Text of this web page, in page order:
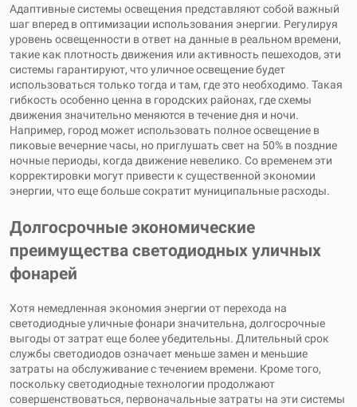
Адаптивные системы освещения представляют собой важный
шаг вперед в оптимизации использования энергии. Регулируя
уровень освещенности в ответ на данные в реальном времени,
такие как плотность движения или активность пешеходов, эти
системы гарантируют, что уличное освещение будет
использоваться только тогда и там, где это необходимо. Такая
гибкость особенно ценна в городских районах, где схемы
движения значительно меняются в течение дня и ночи.
Например, город может использовать полное освещение в
пиковые вечерние часы, но приглушать свет на 50% в поздние
ночные периоды, когда движение невелико. Со временем эти
корректировки могут привести к существенной экономии
энергии, что еще больше сократит муниципальные расходы.
Долгосрочные экономические
преимущества светодиодных уличных
фонарей
Хотя немедленная экономия энергии от перехода на
светодиодные уличные фонари значительна, долгосрочные
выгоды от затрат еще более убедительны. Длительный срок
службы светодиодов означает меньше замен и меньшие
затраты на обслуживание с течением времени. Кроме того,
поскольку светодиодные технологии продолжают
совершенствоваться, первоначальные затраты на эти системы